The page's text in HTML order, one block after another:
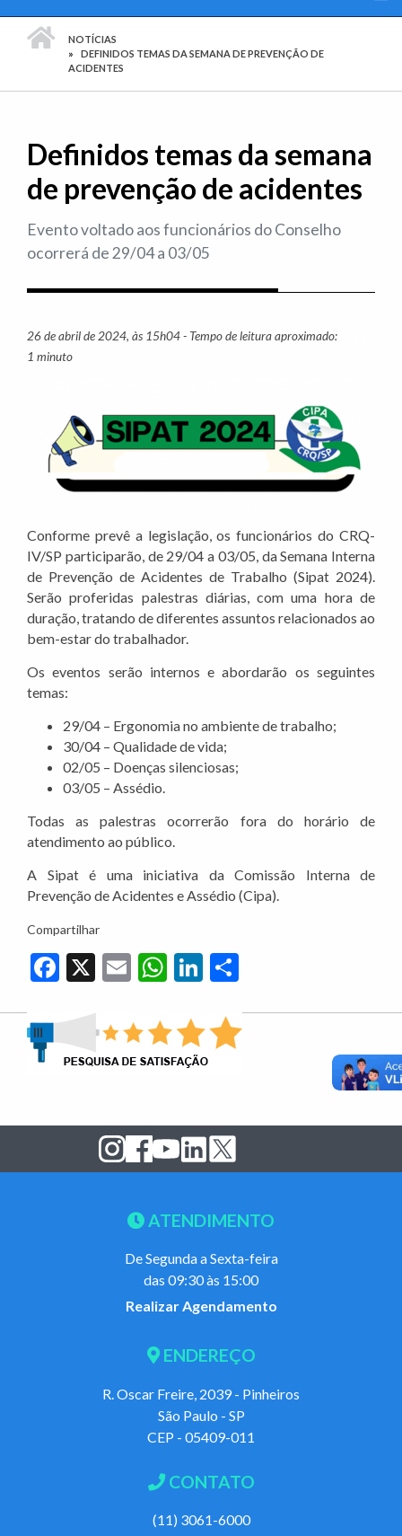
PÁGINA INICIAL
NOTÍCIAS
DEFINIDOS TEMAS DA SEMANA DE PREVENÇÃO DE
ACIDENTES
Definidos temas da semana
de prevenção de acidentes
Evento voltado aos funcionários do Conselho
ocorrerá de 29/04 a 03/05
26 de abril de 2024, às 15h04 - Tempo de leitura aproximado:
1 minuto
Conforme prevê a legislação, os funcionários do CRQ-
IV/SP participarão, de 29/04 a 03/05, da Semana Interna
de Prevenção de Acidentes de Trabalho (Sipat 2024).
Serão proferidas palestras diárias, com uma hora de
duração, tratando de diferentes assuntos relacionados ao
bem-estar do trabalhador.
Os eventos serão internos e abordarão os seguintes
temas:
29/04 – Ergonomia no ambiente de trabalho;
30/04 – Qualidade de vida;
02/05 – Doenças silenciosas;
03/05 – Assédio.
Todas as palestras ocorrerão fora do horário de
atendimento ao público.
A Sipat é uma iniciativa da Comissão Interna de
Prevenção de Acidentes e Assédio (Cipa).
Compartilhar
Facebook
X EmailWhatsApp
LinkedIn
ATENDIMENTO
De Segunda a Sexta-feira
das 09:30 às 15:00
Realizar Agendamento
ENDEREÇO
R. Oscar Freire, 2039 - Pinheiros
São Paulo - SP
CEP - 05409-011
CONTATO
(11) 3061-6000